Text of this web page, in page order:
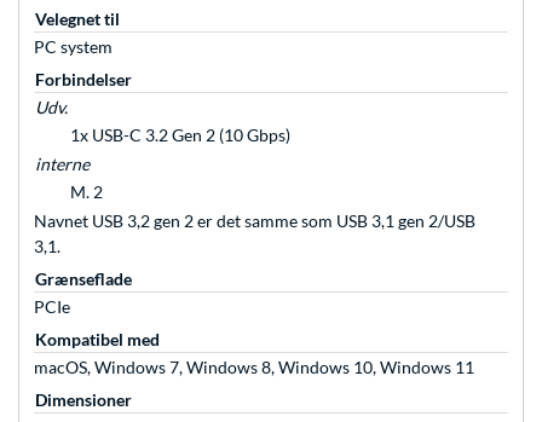
Velegnet til
PC system
Forbindelser
Udv.
1x USB-C 3.2 Gen 2 (10 Gbps)
interne
M. 2
Navnet USB 3,2 gen 2 er det samme som USB 3,1 gen 2/USB
3,1.
Grænseflade
PCIe
Kompatibel med
macOS, Windows 7, Windows 8, Windows 10, Windows 11
Dimensioner